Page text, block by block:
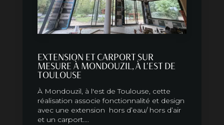
EXTENSION ET CARPORT SUR
MESURE À MONDOUZIL, À L'EST DE
TOULOUSE
À Mondouzil, à l'est de Toulouse, cette
réalisation associe fonctionnalité et design
avec une extension hors d’eau/ hors d’air
et un carport....